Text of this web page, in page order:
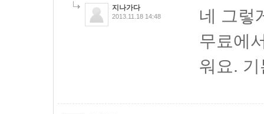
지나가다
2013.11.18 14:48
네 그렇
무료에
워요.